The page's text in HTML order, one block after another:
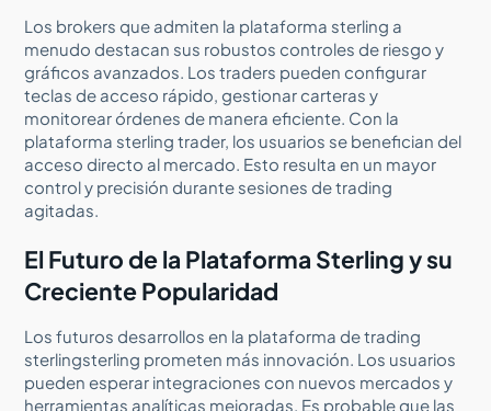
Los brokers que admiten la plataforma sterling a
menudo destacan sus robustos controles de riesgo y
gráficos avanzados. Los traders pueden configurar
teclas de acceso rápido, gestionar carteras y
monitorear órdenes de manera eficiente. Con la
plataforma sterling trader, los usuarios se benefician del
acceso directo al mercado. Esto resulta en un mayor
control y precisión durante sesiones de trading
agitadas.
El Futuro de la Plataforma Sterling y su
Creciente Popularidad
Los futuros desarrollos en la plataforma de trading
sterlingsterling prometen más innovación. Los usuarios
pueden esperar integraciones con nuevos mercados y
herramientas analíticas mejoradas. Es probable que las